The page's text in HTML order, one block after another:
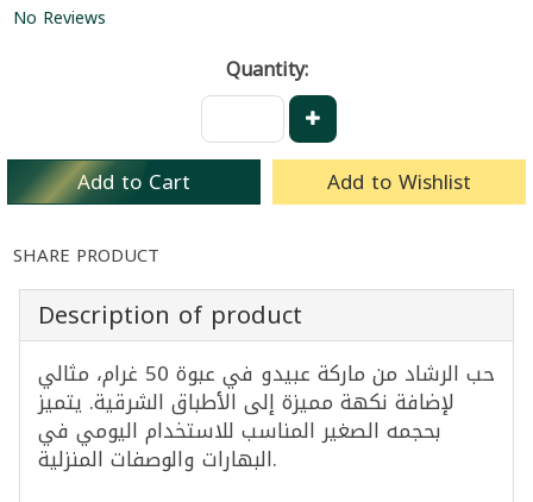
No Reviews
Quantity:
Add to Cart Add to Wishlist
SHARE PRODUCT
Description of product
حب الرشاد من ماركة عبيدو في عبوة 50 غرام، مثالي
لإضافة نكهة مميزة إلى الأطباق الشرقية. يتميز
بحجمه الصغير المناسب للاستخدام اليومي في
البهارات والوصفات المنزلية.